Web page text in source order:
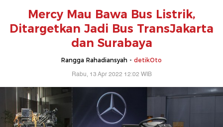
Mercy Mau Bawa Bus Listrik,
Ditargetkan Jadi Bus TransJakarta
dan Surabaya
Rangga Rahadiansyah - detikOto
Rabu, 13 Apr 2022 12:02 WIB